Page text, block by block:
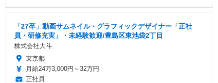
「27卒」動画サムネイル・グラフィックデザイナー「正社
員・研修充実」・未経験歓迎/豊島区東池袋2丁目
株式会社大斗
東京都
月給24万3,000円～32万円
正社員